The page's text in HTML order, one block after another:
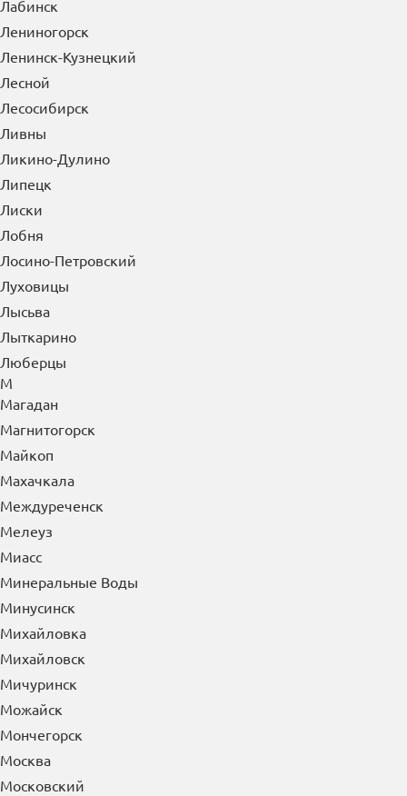
Ленинск-Кузнецкий
Лесной
Лесосибирск
Ливны
Ликино-Дулино
Липецк
Лиски
Лобня
Лосино-Петровский
Луховицы
Лысьва
Лыткарино
Люберцы
М
Магадан
Магнитогорск
Майкоп
Махачкала
Междуреченск
Мелеуз
Миасс
Минеральные Воды
Минусинск
Михайловка
Михайловск
Мичуринск
Можайск
Мончегорск
Москва
Московский
Мурманск